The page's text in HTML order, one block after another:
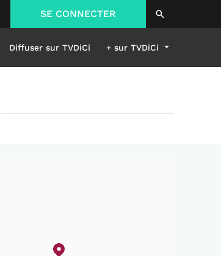
SE CONNECTER
Diffuser sur TVDiCi + sur TVDiCi